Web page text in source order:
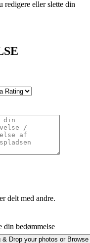
redigere eller slette din
delt med andre.
din bedømmelse
& Drop your photos or Browse